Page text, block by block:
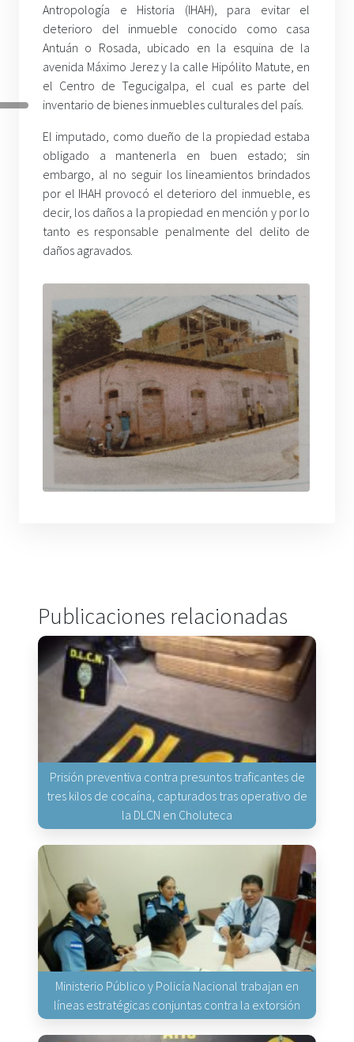
Antropología e Historia (IHAH), para evitar el
deterioro del inmueble conocido como casa
Antuán o Rosada, ubicado en la esquina de la
avenida Máximo Jerez y la calle Hipólito Matute, en
el Centro de Tegucigalpa, el cual es parte del
inventario de bienes inmuebles culturales del país.
El imputado, como dueño de la propiedad estaba
obligado a mantenerla en buen estado; sin
embargo, al no seguir los lineamientos brindados
por el IHAH provocó el deterioro del inmueble, es
decir, los daños a la propiedad en mención y por lo
tanto es responsable penalmente del delito de
daños agravados.
Publicaciones relacionadas
Prisión preventiva contra presuntos traficantes de
tres kilos de cocaína, capturados tras operativo de
la DLCN en Choluteca
Ministerio Público y Policía Nacional trabajan en
líneas estratégicas conjuntas contra la extorsión